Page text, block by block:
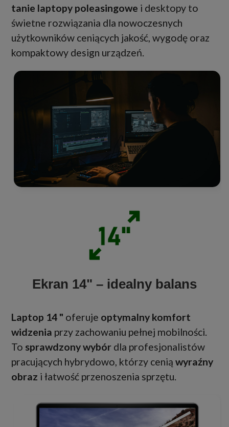
tanie laptopy poleasingowe i desktopy to
świetne rozwiązania dla nowoczesnych
użytkowników ceniących jakość, wygodę oraz
kompaktowy design urządzeń.
Ekran 14" – idealny balans
Laptop 14 " oferuje optymalny komfort
widzenia przy zachowaniu pełnej mobilności.
To sprawdzony wybór dla profesjonalistów
pracujących hybrydowo, którzy cenią wyraźny
obraz i łatwość przenoszenia sprzętu.